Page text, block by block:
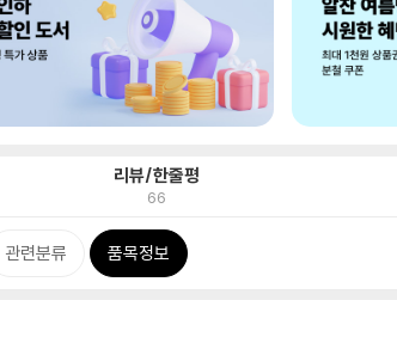
리뷰/한줄평
66
관련분류 품목정보